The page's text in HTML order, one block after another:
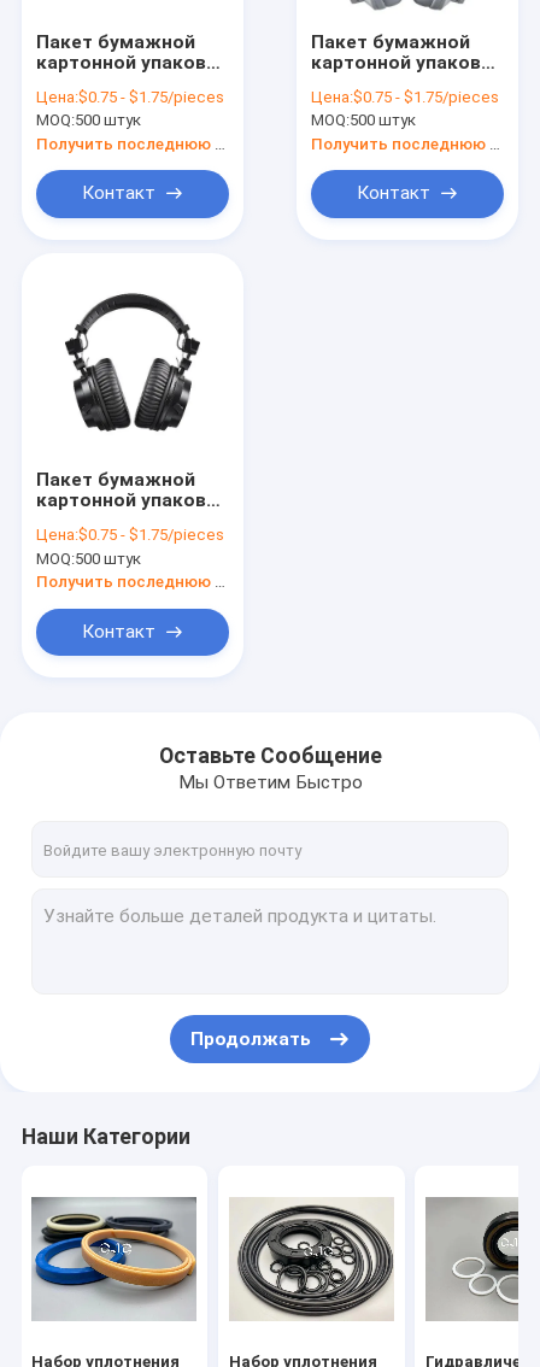
О нас
Набор уплотнения гидравлического цилиндра
Пакет бумажной
картонной упаковки
Черный / Розовый
Золотой
роскошный
магнитный
подарочный ящик с
застежкой
Цена:$0.75 - $1.75/pieces
MOQ:500 штук
Контакт
Пакет бумажной
картонной упаковки
Черный / Розовый
Золотой
роскошный
магнитный
подарочный ящик с
застежкой
Цена:$0.75 - $1.75/pieces
MOQ:500 штук
Контакт
Пакет бумажной
картонной упаковки
Черный / Розовый
Золотой
роскошный
подарочный ящик с
застежкой
Цена:$0.75 - $1.75/pieces
MOQ:500 штук
Получить последнюю цену
Контакт
Оставьте Сообщение
Мы Ответим Быстро
Продолжать
Наши Категории
Набор уплотнения Набор уплотнения